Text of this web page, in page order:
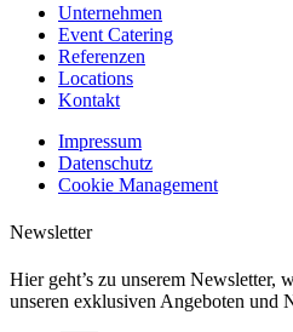
Unternehmen
Event Catering
Referenzen
Locations
Kontakt
Impressum
Datenschutz
Cookie Management
Newsletter
Hier geht’s zu unserem
unseren exklusiven Angeboten und